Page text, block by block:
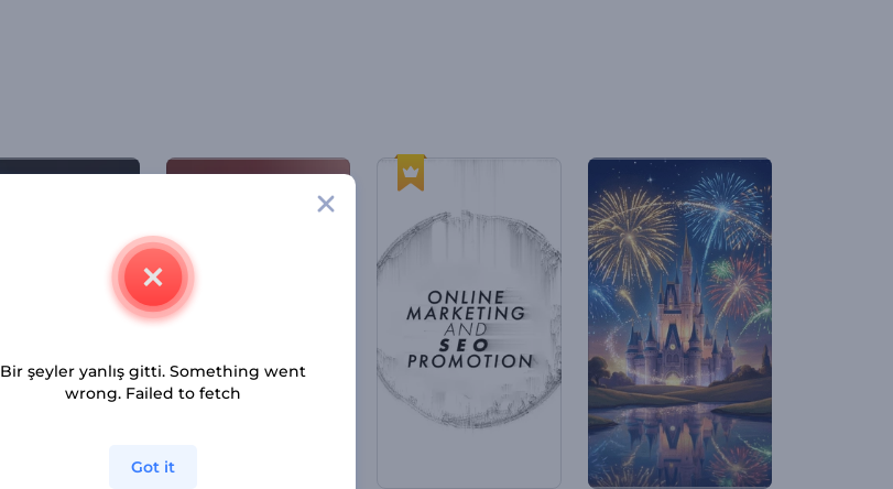
Bir şeyler yanlış gitti. Something went
wrong. Failed to fetch
Got it